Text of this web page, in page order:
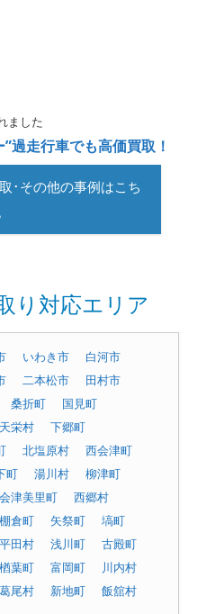
ました
過走行車でも高価買取！
･その他の事例はこち
り対応エリア
いわき市
白河市
二本松市
田村市
桑折町
国見町
天栄村
下郷町
北塩原村
西会津町
町 湯川村
柳津町
会津美里町
西郷村
棚倉町 矢祭町
塙町
平田村 浅川町
古殿町
楢葉町 富岡町
川内村
葛尾村 新地町 飯舘村